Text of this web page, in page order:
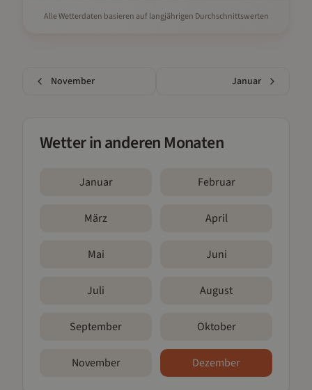
Alle Wetterdaten basieren auf langjährigen Durchschnittswerten
November Januar
Wetter in anderen Monaten
Januar Februar
März April
Mai Juni
Juli August
September Oktober
November Dezember